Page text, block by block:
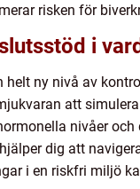
risken för
i
helt ny nivå av
att
nivåer
dig att
i en riskfri miljö